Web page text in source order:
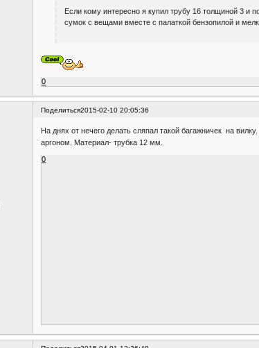
Если кому интересно я купил трубу 16 толщиной 3 и
сумок с вещами вместе с палаткой бензопилой и
0
Поделиться2015-02-10 20:05:36
На днях от нечего делать сляпал такой багажничек на вилку.
аргоном. Материал- трубка 12 мм.
0